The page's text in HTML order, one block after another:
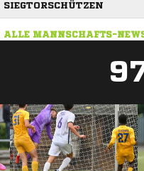
SIEGTORSCHÜTZEN
ALLE MANNSCHAFTS-